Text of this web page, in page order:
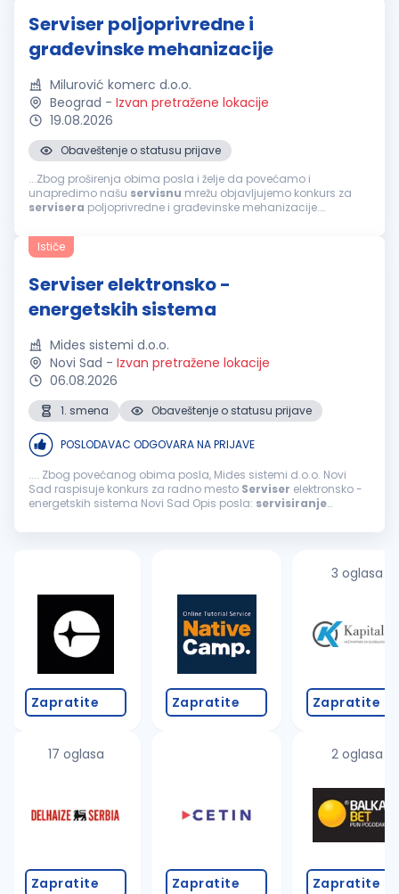
Serviser poljoprivredne i
građevinske mehanizacije
Milurović komerc d.o.o.
Beograd - Izvan pretražene lokacije
19.08.2026
Obaveštenje o statusu prijave
...Zbog proširenja obima posla i želje da povećamo i
unapredimo našu servisnu mrežu objavljujemo konkurs za
servisera poljoprivredne i građevinske mehanizacije.
poljoprivrednim...
Ističe
Serviser elektronsko -
energetskih sistema
Mides sistemi d.o.o.
Novi Sad - Izvan pretražene lokacije
06.08.2026
1. smena Obaveštenje o statusu prijave
POSLODAVAC ODGOVARA NA PRIJAVE
.... Zbog povećanog obima posla, Mides sistemi d.o.o. Novi
Sad raspisuje konkurs za radno mesto Serviser elektronsko -
energetskih sistema Novi Sad Opis posla: servisiranje
pretvarača, UPS sistema, dizel elektro...
Zapratite
17 oglasa
Zapratite
Zapratite
Zapratite
3 oglasa
Zapratite
2 oglasa
Zapratite